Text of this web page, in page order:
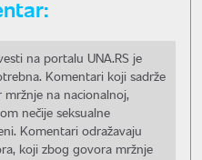
na portalu UNA.RS je
Komentari koji sadrže
na nacionalnoj,
nečije seksualne
Komentari odražavaju
koji zbog govora mržnje